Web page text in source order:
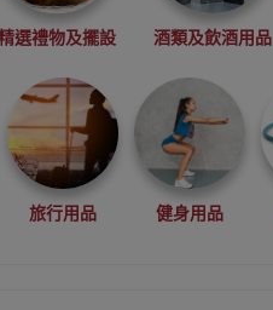
選禮物及擺設 酒類及飲酒用品
旅行用品 健身用品